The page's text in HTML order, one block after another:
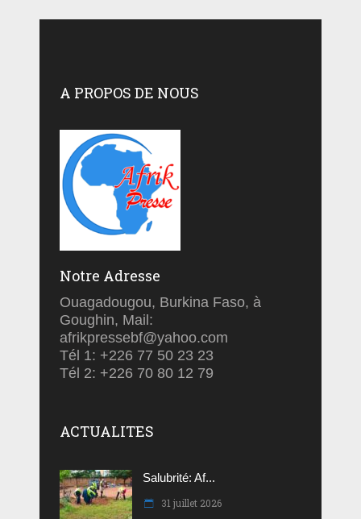
A PROPOS DE NOUS
Notre Adresse
Ouagadougou, Burkina Faso, à
Goughin, Mail:
afrikpressebf@yahoo.com
Tél 1: +226 77 50 23 23
Tél 2: +226 70 80 12 79
ACTUALITES
Salubrité: Af...
31 juillet 2026